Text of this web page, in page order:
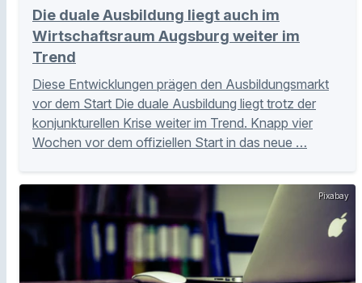
Die duale Ausbildung liegt auch im
Wirtschaftsraum Augsburg weiter im
Trend
Diese Entwicklungen prägen den Ausbildungsmarkt
vor dem Start Die duale Ausbildung liegt trotz der
konjunkturellen Krise weiter im Trend. Knapp vier
Wochen vor dem offiziellen Start in das neue …
Pixabay